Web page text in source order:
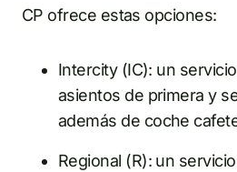
CP ofrece estas opciones:
Intercity (IC): un
asientos de primera y
además de coche
Regional (R): un